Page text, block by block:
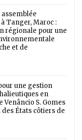
à Tanger, Maroc :
régionale pour une
et de
une gestion
en
S. Gomes
États côtiers de